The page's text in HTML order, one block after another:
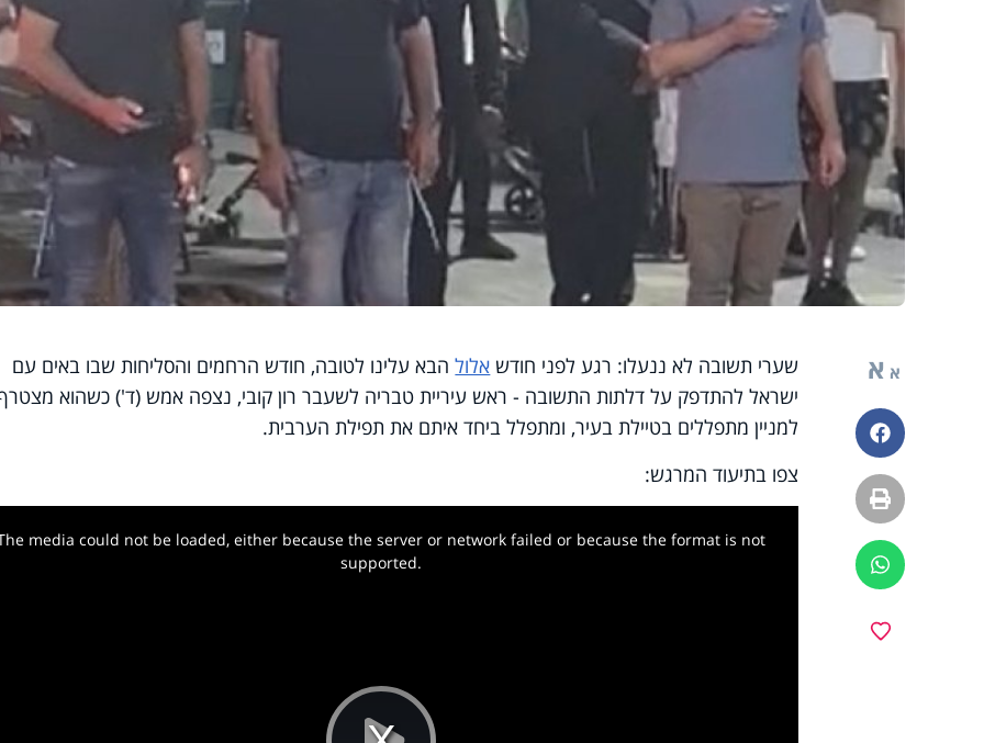
א א
פייסבוק
הדפסה
ווטסאפ
שערי תשובה לא ננעלו: רגע לפני חודש אלולהבא עלינו לטובה, חודש הרחמים והסליחות שבו באים עם
ישראל להתדפק על דלתות התשובה - ראש עיריית טבריה לשעבר רון קובי, נצפה אמש (ד') כשהוא
למניין מתפללים בטיילת בעיר, ומתפלל ביחד איתם את תפילת הערבית.
צפו בתיעוד המרגש:
media could not be loaded, either because the server or network failed or because the format is not
supported.